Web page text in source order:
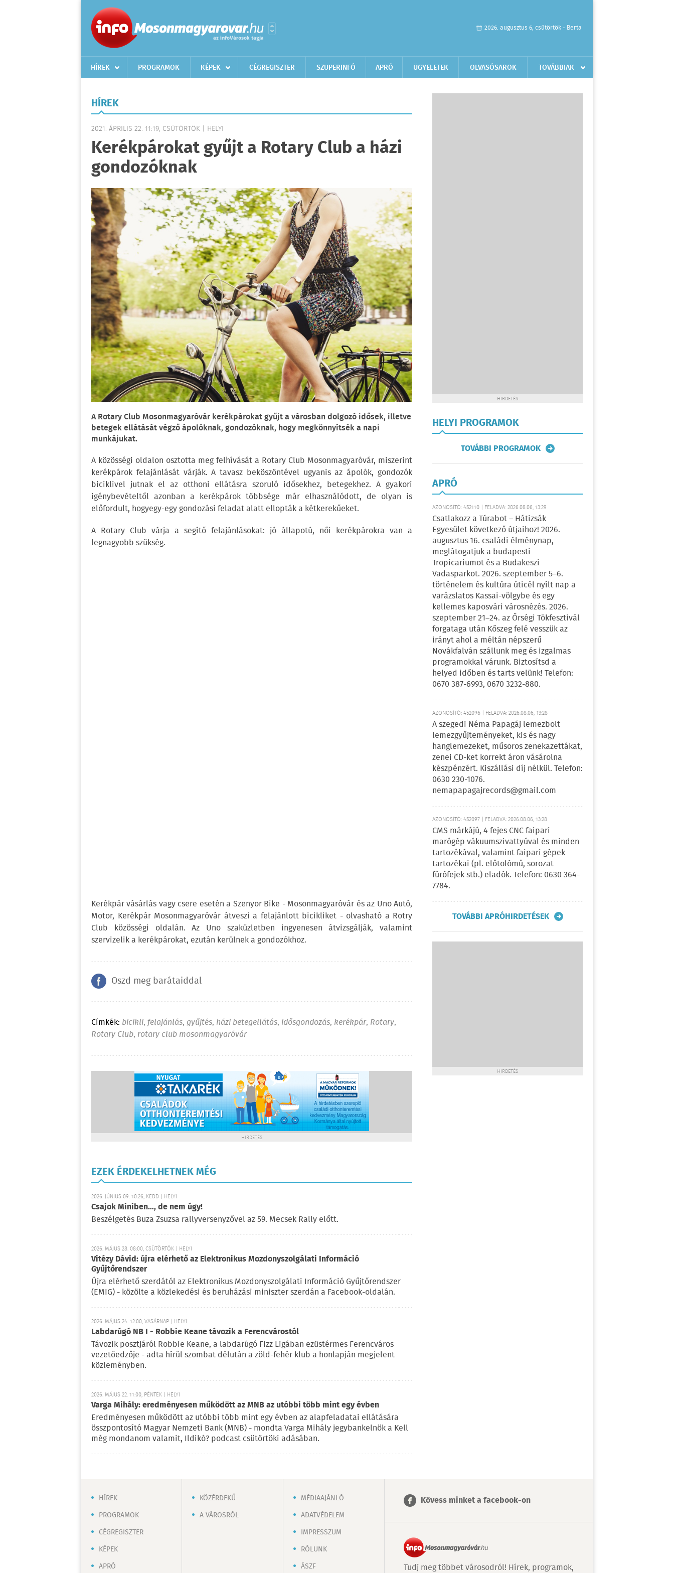
2026. augusztus 6, csütörtök - Berta
HÍREK PROGRAMOK KÉPEK CÉGREGISZTER SZUPERINFÓ APRÓ ÜGYELETEK OLVASÓSAROK TOVÁBBIAK
HÍREK
2021. ÁPRILIS 22. 11:19, CSÜTÖRTÖK | HELYI
Kerékpárokat gyűjt a Rotary Club a házi
gondozóknak
A Rotary Club Mosonmagyaróvár kerékpárokat gyűjt a városban dolgozó idősek, illetve
betegek ellátását végző ápolóknak, gondozóknak, hogy megkönnyítsék a napi
munkájukat.
A közösségi oldalon osztotta meg felhívását a Rotary Club Mosonmagyaróvár, miszerint
kerékpárok felajánlását várják. A tavasz beköszöntével ugyanis az ápolók, gondozók
biciklivel jutnak el az otthoni ellátásra szoruló idősekhez, betegekhez. A gyakori
igénybevételtől azonban a kerékpárok többsége már elhasználódott, de olyan is
előfordult, hogyegy-egy gondozási feladat alatt ellopták a kétkerekűeket.
A Rotary Club várja a segítő felajánlásokat: jó állapotú, női kerékpárokra van a
legnagyobb szükség.
Kerékpár vásárlás vagy csere esetén a Szenyor Bike - Mosonmagyaróvár és az Uno Autó,
Motor, Kerékpár Mosonmagyaróvár átveszi a felajánlott bicikliket - olvasható a Rotry
Club közösségi oldalán. Az Uno szaküzletben ingyenesen átvizsgálják, valamint
szervizelik a kerékpárokat, ezután kerülnek a gondozókhoz.
Oszd meg barátaiddal
Címkék: bicikli, felajánlás, gyűjtés, házi betegellátás, idősgondozás, kerékpár, Rotary,
Rotary Club, rotary club mosonmagyaróvár
HIRDETÉS
EZEK ÉRDEKELHETNEK MÉG
2026. JÚNIUS 09. 10:26, KEDD | HELYI
Csajok Miniben…, de nem úgy!
Beszélgetés Buza Zsuzsa rallyversenyzővel az 59. Mecsek Rally előtt.
2026. MÁJUS 28. 08:00, CSÜTÖRTÖK | HELYI
Vitézy Dávid: újra elérhető az Elektronikus Mozdonyszolgálati Információ
Gyűjtőrendszer
Újra elérhető szerdától az Elektronikus Mozdonyszolgálati Információ Gyűjtőrendszer
(EMIG) - közölte a közlekedési és beruházási miniszter szerdán a Facebook-oldalán.
2026. MÁJUS 24. 12:00, VASÁRNAP | HELYI
Labdarúgó NB I - Robbie Keane távozik a Ferencvárostól
Távozik posztjáról Robbie Keane, a labdarúgó Fizz Ligában ezüstérmes Ferencváros
vezetőedzője - adta hírül szombat délután a zöld-fehér klub a honlapján megjelent
közleményben.
2026. MÁJUS 22. 11:00, PÉNTEK | HELYI
Varga Mihály: eredményesen működött az MNB az utóbbi több mint egy évben
Eredményesen működött az utóbbi több mint egy évben az alapfeladatai ellátására
összpontosító Magyar Nemzeti Bank (MNB) - mondta Varga Mihály jegybankelnök a Kell
még mondanom valamit, Ildikó? podcast csütörtöki adásában.
HIRDETÉS
HELYI PROGRAMOK
TOVÁBBI PROGRAMOK
APRÓ
AZONOSÍTÓ: 452110 | FELADVA: 2026.08.06, 13:29
Csatlakozz a Túrabot – Hátizsák
Egyesület következő útjaihoz! 2026.
augusztus 16. családi élménynap,
meglátogatjuk a budapesti
Tropicariumot és a Budakeszi
Vadasparkot. 2026. szeptember 5–6.
történelem és kultúra úticél nyílt nap a
varázslatos Kassai-völgybe és egy
kellemes kaposvári városnézés. 2026.
szeptember 21–24. az Őrségi Tökfesztivál
forgataga után Kőszeg felé vesszük az
irányt ahol a méltán népszerű
Novákfalván szállunk meg és izgalmas
programokkal várunk. Biztosítsd a
helyed időben és tarts velünk! Telefon:
0670 387-6993, 0670 3232-880.
AZONOSÍTÓ: 452096 | FELADVA: 2026.08.06, 13:28
A szegedi Néma Papagáj lemezbolt
lemezgyűjteményeket, kis és nagy
hanglemezeket, műsoros zenekazettákat,
zenei CD-ket korrekt áron vásárolna
készpénzért. Kiszállási díj nélkül. Telefon:
0630 230-1076.
nemapapagajrecords@gmail.com
AZONOSÍTÓ: 452097 | FELADVA: 2026.08.06, 13:28
CMS márkájú, 4 fejes CNC faipari
marógép vákuumszivattyúval és minden
tartozékával, valamint faipari gépek
tartozékai (pl. előtolómű, sorozat
fúrófejek stb.) eladók. Telefon: 0630 364-
7784.
TOVÁBBI APRÓHIRDETÉSEK
HIRDETÉS
HÍREK
PROGRAMOK
CÉGREGISZTER
KÉPEK
APRÓ
KÖZÉRDEKŰ
A VÁROSRÓL
MÉDIAAJÁNLÓ
ADATVÉDELEM
IMPRESSZUM
RÓLUNK
ÁSZF
Kövess minket a facebook-on
Tudj meg többet városodról! Hírek, programok,